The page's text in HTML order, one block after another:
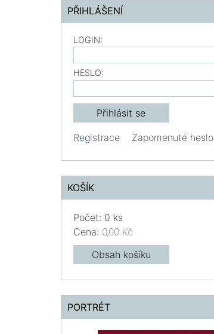
PŘIHLÁŠENÍ
LOGIN:
HESLO:
Registrace Zapomenuté heslo
KOŠÍK
Počet: 0 ks
Cena: 0,00 Kč
Obsah košíku
PORTRÉT